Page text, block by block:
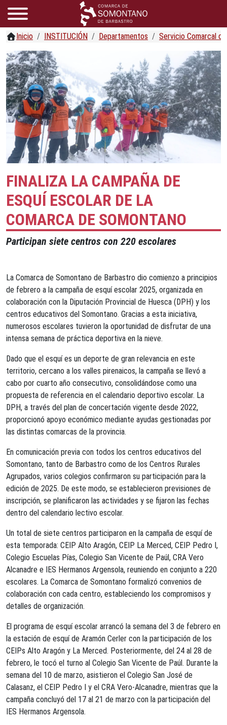
Inicio INSTITUCIÓN Departamentos Servicio Comarcal
FINALIZA LA CAMPAÑA DE
ESQUÍ ESCOLAR DE LA
COMARCA DE SOMONTANO
Participan siete centros con 220 escolares
La Comarca de Somontano de Barbastro dio comienzo a principios
de febrero a la campaña de esquí escolar 2025, organizada en
colaboración con la Diputación Provincial de Huesca (DPH) y los
centros educativos del Somontano. Gracias a esta iniciativa,
numerosos escolares tuvieron la oportunidad de disfrutar de una
intensa semana de práctica deportiva en la nieve.
Dado que el esquí es un deporte de gran relevancia en este
territorio, cercano a los valles pirenaicos, la campaña se llevó a
cabo por cuarto año consecutivo, consolidándose como una
propuesta de referencia en el calendario deportivo escolar. La
DPH, a través del plan de concertación vigente desde 2022,
proporcionó apoyo económico mediante ayudas gestionadas por
las distintas comarcas de la provincia.
En comunicación previa con todos los centros educativos del
Somontano, tanto de Barbastro como de los Centros Rurales
Agrupados, varios colegios confirmaron su participación para la
edición de 2025. De este modo, se establecieron previsiones de
inscripción, se planificaron las actividades y se fijaron las fechas
dentro del calendario lectivo escolar.
Un total de siete centros participaron en la campaña de esquí de
esta temporada: CEIP Alto Aragón, CEIP La Merced, CEIP Pedro I,
Colegio Escuelas Pías, Colegio San Vicente de Paúl, CRA Vero
Alcanadre e IES Hermanos Argensola, reuniendo en conjunto a 220
escolares. La Comarca de Somontano formalizó convenios de
colaboración con cada centro, estableciendo los compromisos y
detalles de organización.
El programa de esquí escolar arrancó la semana del 3 de febrero en
la estación de esquí de Aramón Cerler con la participación de los
CEIPs Alto Aragón y La Merced. Posteriormente, del 24 al 28 de
febrero, le tocó el turno al Colegio San Vicente de Paúl. Durante la
semana del 10 de marzo, asistieron el Colegio San José de
Calasanz, el CEIP Pedro I y el CRA Vero-Alcanadre, mientras que la
campaña concluyó del 17 al 21 de marzo con la participación del
IES Hermanos Argensola.